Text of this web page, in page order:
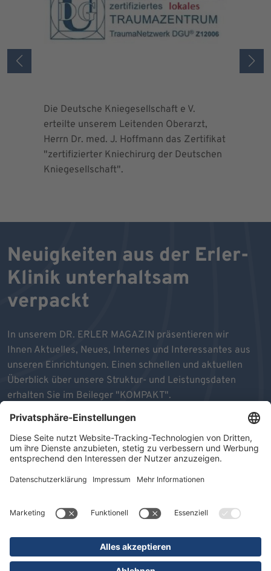
Die Deutsche Kniegesellschaft e V.
erteilte unserem Leitenden Oberarzt,
Herrn Dr. med. J. Hoffmann das Zertifikat
"zertifizierter Kniechirurg der Deutschen
Kniegesellschaft".
Neuigkeiten aus der Erler-
Klinik unterhaltsam
verpackt
In unserem DR. ERLER MAGAZIN präsentieren wir
Ihnen Aktuelles, Neues, Internes und Interessantes aus
unseren Einrichtungen. Einen schnellen und aktuellen
Überblick über unsere Struktur- und Leistungsdaten
erhalten Sie im Beileger "KOMPAKT".
Wir wünschen Ihnen viel Freude beim Durchblättern und
Lesen unseres MAGAZINS.
AUSGABE 10/2025 MAGAZIN